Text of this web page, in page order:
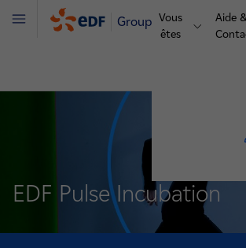
Groupe Vous
êtes
Aide
Menu
EDF Pulse Incubation